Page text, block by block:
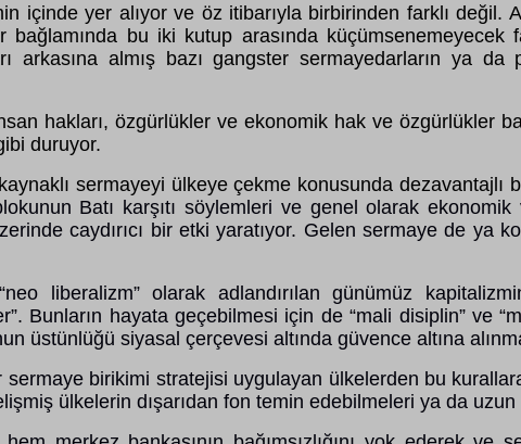
içinde yer alıyor ve öz itibarıyla birbirinden farklı değil.
bu iki kutup arasında küçümsenemeyecek
almış bazı gangster sermayedarların ya da
hakları, özgürlükler ve ekonomik hak ve özgürlükler
duruyor.
sermayeyi ülkeye çekme konusunda dezavantajlı
Batı karşıtı söylemleri ve genel olarak
caydırıcı bir etki yaratıyor. Gelen sermaye de ya
liberalizm” olarak adlandırılan günümüz
Bunların hayata geçebilmesi için de “mali disiplin” ve
üstünlüğü siyasal çerçevesi altında güvence altına
birikimi stratejisi uygulayan ülkelerden bu
ülkelerin dışarıdan fon temin edebilmeleri ya da uzun